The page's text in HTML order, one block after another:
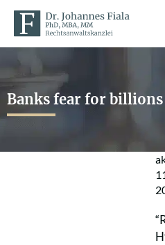
Banks fear for billions